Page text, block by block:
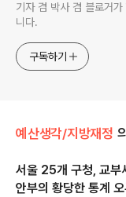
기자 겸 박사 겸 블로거
니다.
구독하기
예산생각/지방재정
서울 25개 구청, 교부
안부의 황당한 통계